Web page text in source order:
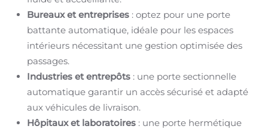
Bureaux et entreprises : optez pour une porte
battante automatique, idéale pour les espaces
intérieurs nécessitant une gestion optimisée des
passages.
Industries et entrepôts : une porte sectionnelle
automatique garantir un accès sécurisé et adapté
aux véhicules de livraison.
Hôpitaux et laboratoires : une porte hermétique